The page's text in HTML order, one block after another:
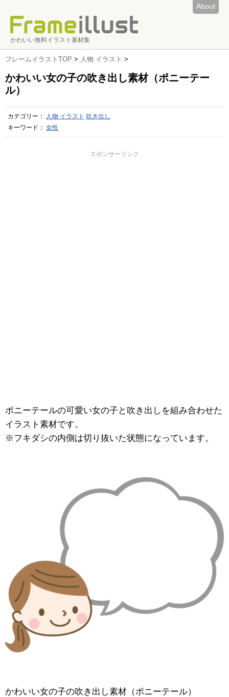
About
かわいい無料イラスト素材集
フレームイラストTOP > 人物 イラスト >
かわいい女の子の吹き出し素材（ポニーテー
ル）
カテゴリー： 人物 イラスト 吹き出し
キーワード： 女性
スポンサーリンク
ポニーテールの可愛い女の子と吹き出しを組み合わせた
イラスト素材です。
※フキダシの内側は切り抜いた状態になっています。
かわいい女の子の吹き出し素材（ポニーテール）